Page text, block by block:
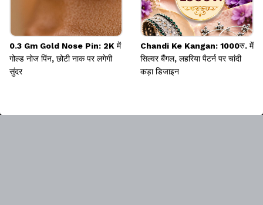
0.3 Gm Gold Nose Pin: 2K में
गोल्ड नोज पिंन, छोटी नाक पर लगेगी
सुंदर
Chandi Ke Kangan: 1000रु. में
सिल्वर बैंगल, लहरिया पैटर्न पर चांदी
कड़ा डिजाइन